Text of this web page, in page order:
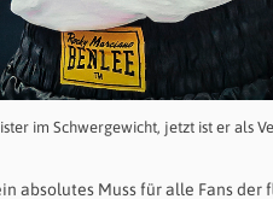
im Schwergewicht, jetzt ist er als
absolutes Muss für alle Fans der